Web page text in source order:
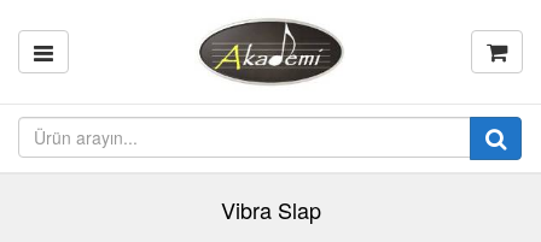
Vibra Slap